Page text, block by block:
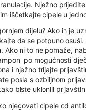
Nježno
iščetkajte cipele u
dijelu? Ako ih je
da se potpuno osuši.
Ako ni to ne pomaže,
po mogućnosti
i nježno trljajte
posla s ozbiljnom
biste uklonili
njegovati cipele od